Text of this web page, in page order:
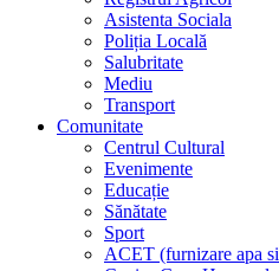
Asistenta Sociala
Poliția Locală
Salubritate
Mediu
Transport
Comunitate
Centrul Cultural
Evenimente
Educație
Sănătate
Sport
ACET (furnizare apa